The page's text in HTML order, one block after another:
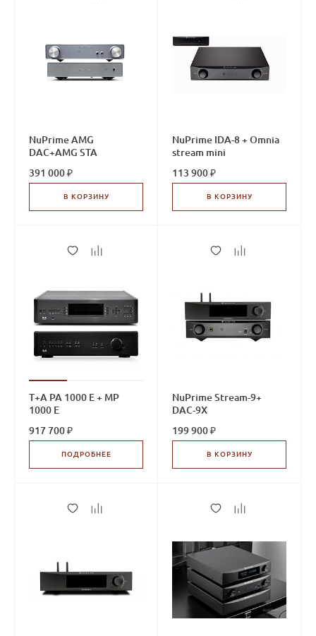
NuPrime AMG
DAC+AMG STA
391 000 ₽
В КОРЗИНУ
NuPrime IDA-8 + Omnia
stream mini
113 900 ₽
В КОРЗИНУ
T+A PA 1000 E + MP
1000 E
917 700 ₽
ПОДРОБНЕЕ
NuPrime Stream-9+
DAC-9X
199 900 ₽
В КОРЗИНУ